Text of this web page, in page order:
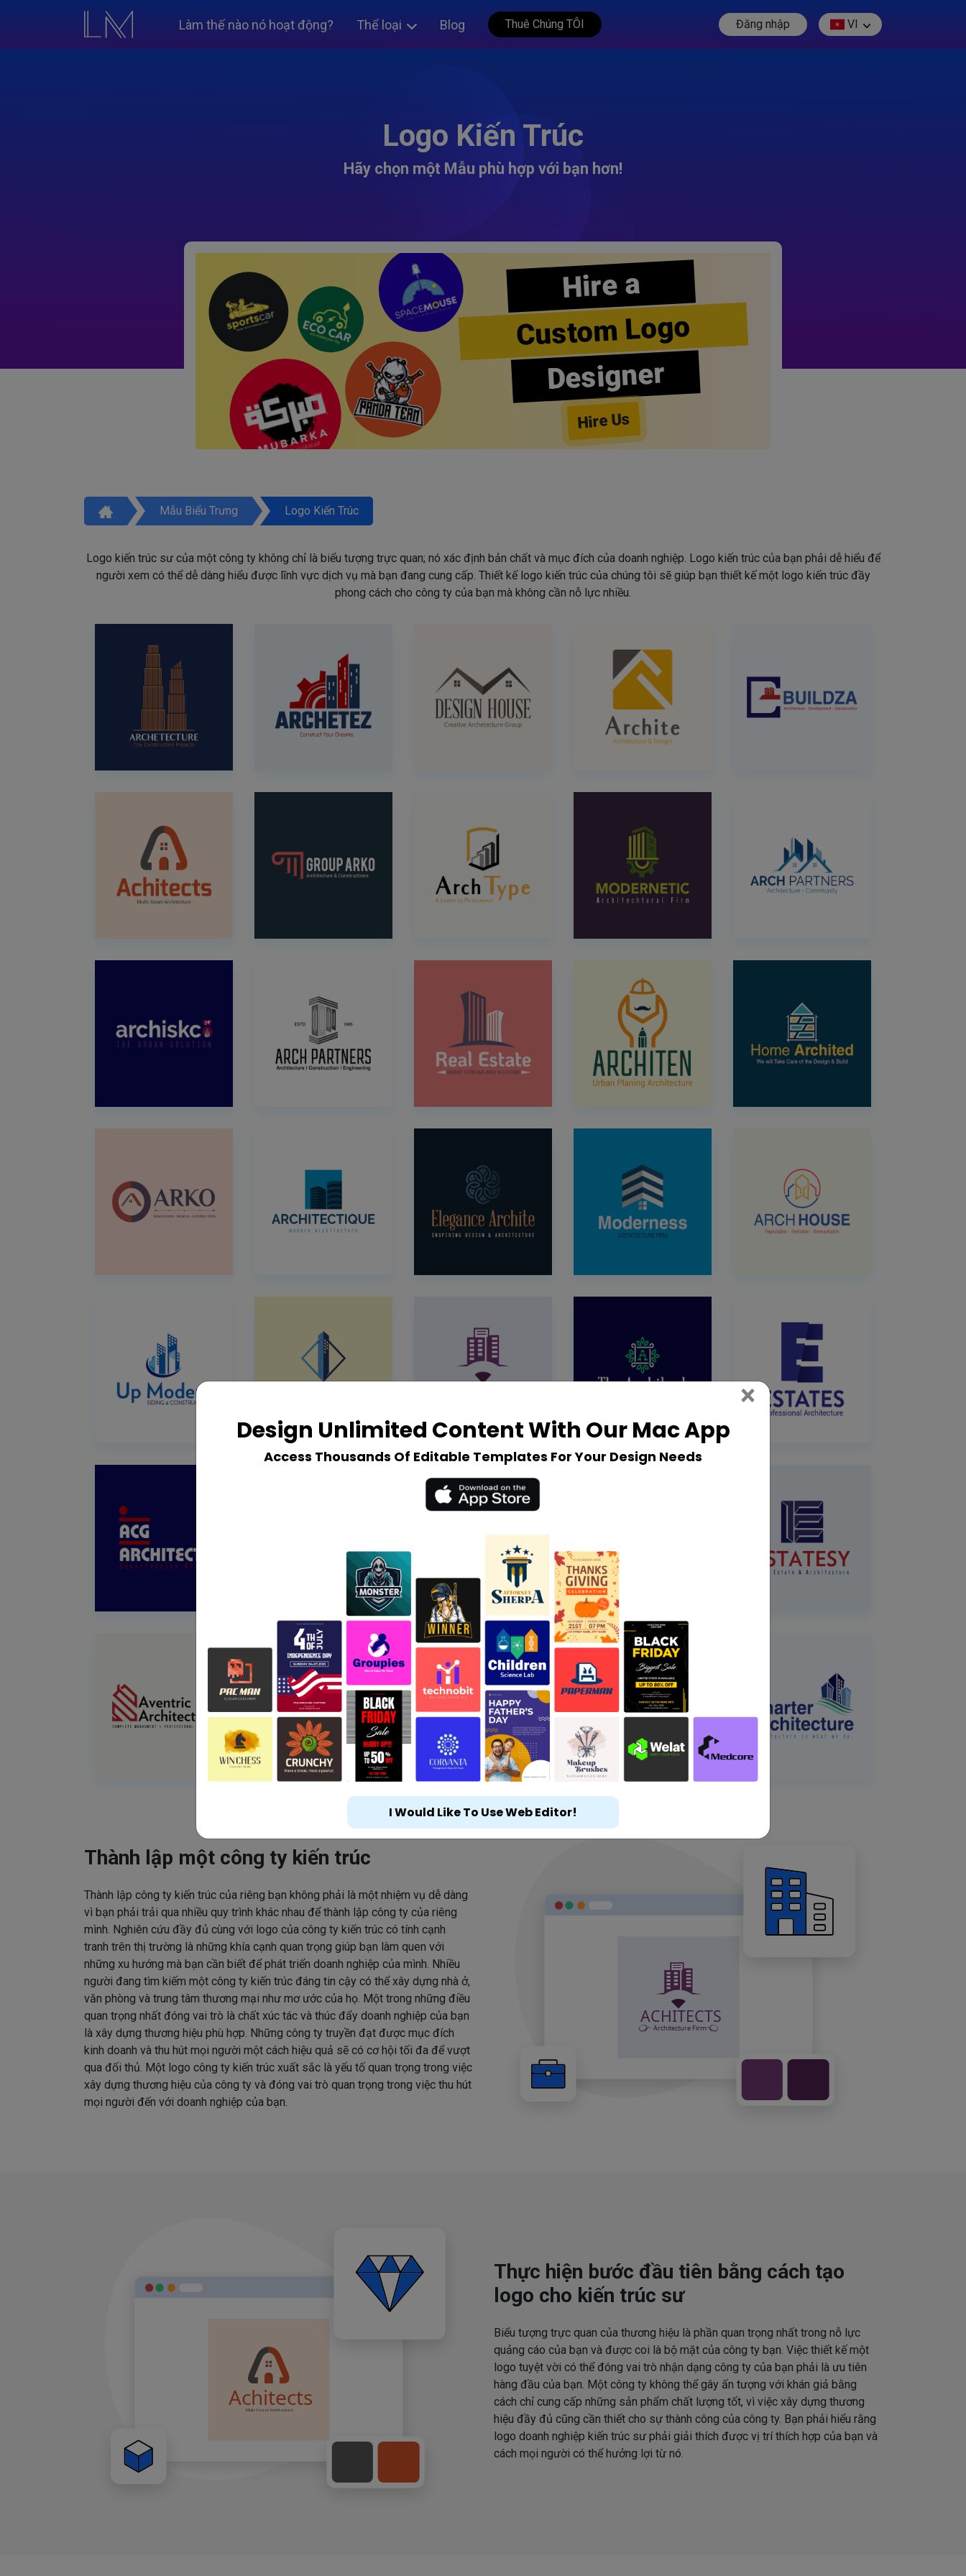
Làm thế nào nó hoạt động? Thể loại Blog Thuê Chúng TÔI Đăng nhập VI
Logo Kiến Trúc
Hãy chọn một Mẫu phù hợp với bạn hơn!
Hire a
Custom Logo
Designer
Hire Us
Mẫu Biểu Trưng Logo Kiến Trúc
Logo kiến trúc sư của một công ty không chỉ là biểu tượng trực quan; nó xác định bản chất và mục đích của doanh nghiệp. Logo kiến trúc của bạn phải dễ hiểu để
người xem có thể dễ dàng hiểu được lĩnh vực dịch vụ mà bạn đang cung cấp. Thiết kế logo kiến trúc của chúng tôi sẽ giúp bạn thiết kế một logo kiến trúc đầy
phong cách cho công ty của bạn mà không cần nỗ lực nhiều.
Thành lập một công ty kiến trúc
Thành lập công ty kiến trúc của riêng bạn không phải là một nhiệm vụ dễ dàng
vì bạn phải trải qua nhiều quy trình khác nhau để thành lập công ty của riêng
mình. Nghiên cứu đầy đủ cùng với logo của công ty kiến trúc có tính cạnh
tranh trên thị trường là những khía cạnh quan trọng giúp bạn làm quen với
những xu hướng mà bạn cần biết để phát triển doanh nghiệp của mình. Nhiều
người đang tìm kiếm một công ty kiến trúc đáng tin cậy có thể xây dựng nhà ở,
văn phòng và trung tâm thương mại như mơ ước của họ. Một trong những điều
quan trọng nhất đóng vai trò là chất xúc tác và thúc đẩy doanh nghiệp của bạn
là xây dựng thương hiệu phù hợp. Những công ty truyền đạt được mục đích
kinh doanh và thu hút mọi người một cách hiệu quả sẽ có cơ hội tối đa để vượt
qua đối thủ. Một logo công ty kiến trúc xuất sắc là yếu tố quan trọng trong việc
xây dựng thương hiệu của công ty và đóng vai trò quan trọng trong việc thu hút
mọi người đến với doanh nghiệp của bạn.
Thực hiện bước đầu tiên bằng cách tạo
logo cho kiến trúc sư
Biểu tượng trực quan của thương hiệu là phần quan trọng nhất trong nỗ lực
quảng cáo của bạn và được coi là bộ mặt của công ty bạn. Việc thiết kế một
logo tuyệt vời có thể đóng vai trò nhận dạng công ty của bạn phải là ưu tiên
hàng đầu của bạn. Một công ty không thể gây ấn tượng với khán giả bằng
cách chỉ cung cấp những sản phẩm chất lượng tốt, vì việc xây dựng thương
hiệu đầy đủ cũng cần thiết cho sự thành công của công ty. Bạn phải hiểu rằng
logo doanh nghiệp kiến trúc sư phải giải thích được vị trí thích hợp của bạn và
cách mọi người có thể hưởng lợi từ nó.
Design Unlimited Content With Our Mac App
Access Thousands Of Editable Templates For Your Design Needs
× Close
I Would Like To Use Web Editor!